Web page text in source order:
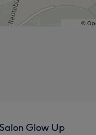
Glow Up